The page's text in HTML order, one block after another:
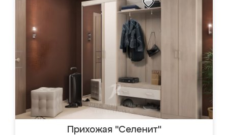
Прихожая "Селенит"